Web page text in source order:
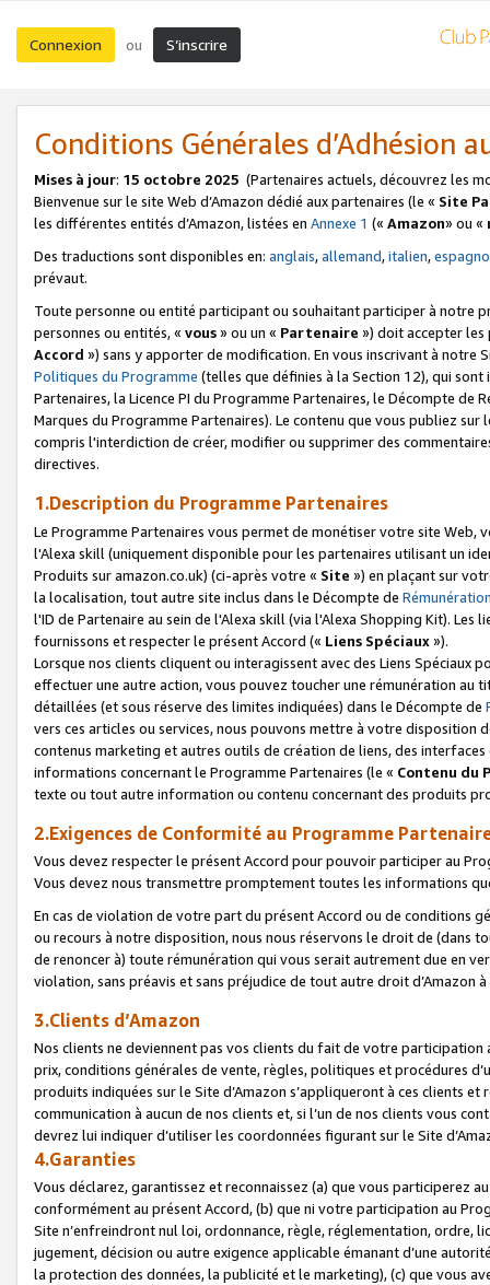
Connexion ou S’inscrire
Conditions Générales d’Adhésion
Mises à jour: 15 octobre 2025 (Partenaires actuels, découvrez les
Bienvenue sur le site Web d’Amazon dédié aux partenaires (le « Site
les différentes entités d’Amazon, listées en Annexe 1 (« Amazon» ou «
Des traductions sont disponibles en: anglais,allemand,italien,
prévaut.
Toute personne ou entité participant ou souhaitant participer à notre
personnes ou entités, « vous» ou un « Partenaire ») doit accepter les
Accord ») sans y apporter de modification. En vous inscrivant à notre
Politiques du Programme (telles que définies à la Section 12), qui
Partenaires, la Licence PI du Programme Partenaires, le Décompte de
Marques du Programme Partenaires). Le contenu que vous publiez
compris l'interdiction de créer, modifier ou supprimer des
directives.
1.Description du Programme Partenaires
Le Programme Partenaires vous permet de monétiser votre site Web,
l'Alexa skill (uniquement disponible pour les partenaires utilisant un
Produits sur amazon.co.uk) (ci-après votre « Site ») en plaçant sur
la localisation, tout autre site inclus dans le Décompte de
l'ID de Partenaire au sein de l'Alexa skill (via l'Alexa Shopping Kit).
fournissons et respecter le présent Accord (« Liens Spéciaux»).
Lorsque nos clients cliquent ou interagissent avec des Liens Spéciaux
effectuer une autre action, vous pouvez toucher une rémunération
détaillées (et sous réserve des limites indiquées) dans le Décompte de
vers ces articles ou services, nous pouvons mettre à votre disposition
contenus marketing et autres outils de création de liens, des
informations concernant le Programme Partenaires (le « Contenu du
texte ou tout autre information ou contenu concernant des produits
2.Exigences de Conformité au Programme
Vous devez respecter le présent Accord pour pouvoir participer au
Vous devez nous transmettre promptement toutes les informations
En cas de violation de votre part du présent Accord ou de conditions
ou recours à notre disposition, nous nous réservons le droit de (dans
de renoncer à) toute rémunération qui vous serait autrement due en
violation, sans préavis et sans préjudice de tout autre droit
3.Clients d’Amazon
Nos clients ne deviennent pas vos clients du fait de votre
prix, conditions générales de vente, règles, politiques et procédures
produits indiquées sur le Site d’Amazon s’appliqueront à ces clients
communication à aucun de nos clients et, si l’un de nos clients vous
devrez lui indiquer d’utiliser les coordonnées figurant sur le Site
4.Garanties
Vous déclarez, garantissez et reconnaissez (a) que vous participerez
conformément au présent Accord, (b) que ni votre participation au
Site n’enfreindront nul loi, ordonnance, règle, réglementation, ordre,
jugement, décision ou autre exigence applicable émanant d’une
la protection des données, la publicité et le marketing), (c) que vous